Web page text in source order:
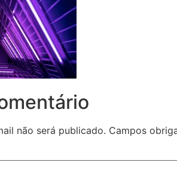
não será publicado. Campos